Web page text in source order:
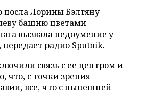
посла Лорины Бэлтяну
башню цветами
вызвала недоумение у
радио Sputnik.
связь с ее центром и
что, с точки зрения
все, что с нынешней